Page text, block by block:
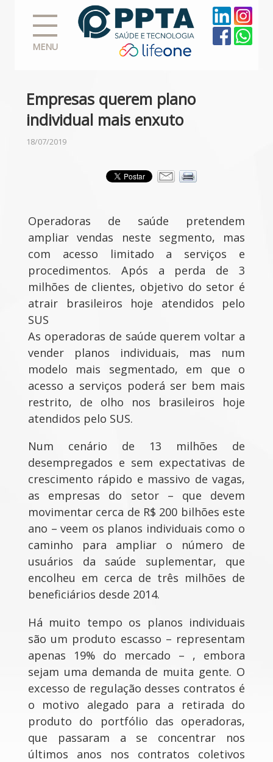
MENU
Empresas querem plano
individual mais enxuto
18/07/2019
Operadoras de saúde pretendem
ampliar vendas neste segmento, mas
com acesso limitado a serviços e
procedimentos. Após a perda de 3
milhões de clientes, objetivo do setor é
atrair brasileiros hoje atendidos pelo
SUS
As operadoras de saúde querem voltar a
vender planos individuais, mas num
modelo mais segmentado, em que o
acesso a serviços poderá ser bem mais
restrito, de olho nos brasileiros hoje
atendidos pelo SUS.
Num cenário de 13 milhões de
desempregados e sem expectativas de
crescimento rápido e massivo de vagas,
as empresas do setor – que devem
movimentar cerca de R$ 200 bilhões este
ano – veem os planos individuais como o
caminho para ampliar o número de
usuários da saúde suplementar, que
encolheu em cerca de três milhões de
beneficiários desde 2014.
Há muito tempo os planos individuais
são um produto escasso – representam
apenas 19% do mercado – , embora
sejam uma demanda de muita gente. O
excesso de regulação desses contratos é
o motivo alegado para a retirada do
produto do portfólio das operadoras,
que passaram a se concentrar nos
últimos anos nos contratos coletivos